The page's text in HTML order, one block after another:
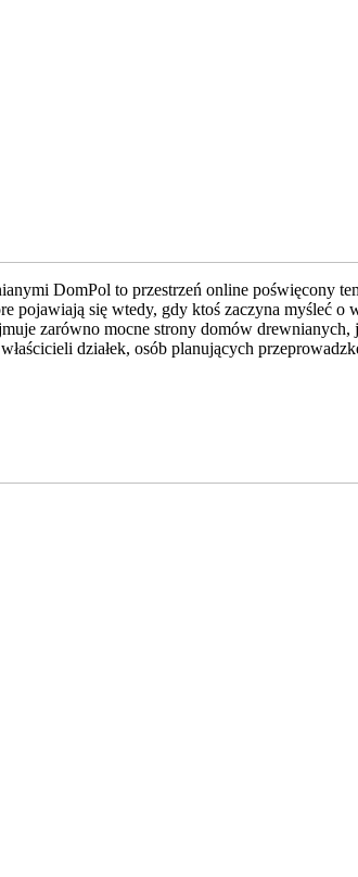
DomPol to przestrzeń online poświęcony
pojawiają się wtedy, gdy ktoś zaczyna myśleć
zarówno mocne strony domów
działek, osób planujących